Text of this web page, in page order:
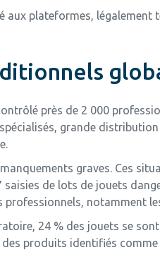
aux plateformes, légalement
près de 2 000
grande
graves. Ces
de lots de jouets
professionnels, notamment
24 % des jouets se
des produits identifiés